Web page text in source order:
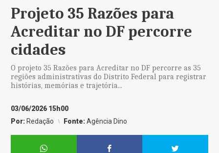
Projeto 35 Razões para
Acreditar no DF percorre
cidades
O projeto 35 Razões para Acreditar no DF percorre as 35
regiões administrativas do Distrito Federal para registrar
histórias, memórias e trajetória...
03/06/2026 15h00
Por: Redação Fonte:Agência Dino